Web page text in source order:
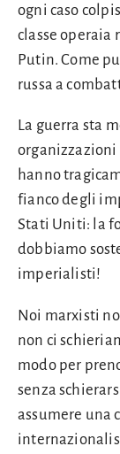
ogni caso
classe operaia
Putin. Come
russa a
La guerra sta
organizzazioni
hanno
fianco degli
Stati Uniti: la
dobbiamo
imperialisti!
Noi marxisti
non ci
modo per
senza
assumere una